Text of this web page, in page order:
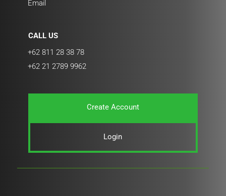
Email
CALL US
+62 811 28 38 78
+62 21 2789 9962
Create Account
Login